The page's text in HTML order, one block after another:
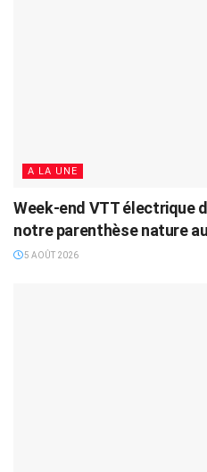
A LA UNE
Week-end VTT électrique
notre parenthèse nature
5 AOÛT 2026